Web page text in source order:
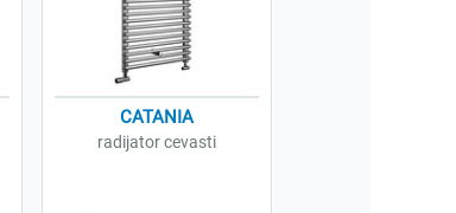
CATANIA
radijator cevasti